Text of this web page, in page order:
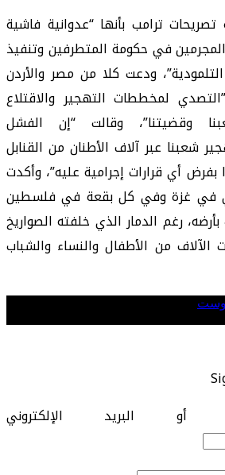
ترامب بأنها “عدوانية فاشية
في حكومة المتطرفين وتنفيذ
ودعت كلا من مصر والأردن
لمخططات التهجير والاقتلاع
وقضيتنا”، وقالت “إن الفشل
شعبنا عبر آلاف الأطنان من القنابل
بفرض أي قرارات إجرامية عليه”، وأكدت
في غزة وفي كل بقعة في فلسطين
رغم الدمار الذي خلفته الصواريخ
الآلاف من الأطفال والنساء والشباب
أو البريد الإلكتروني